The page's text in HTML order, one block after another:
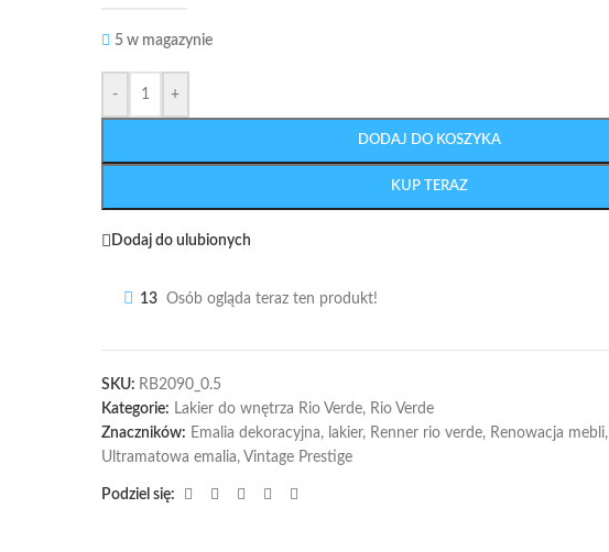
5 w magazynie
- +
DODAJ DO KOSZYKA
KUP TERAZ
Dodaj do ulubionych
13 Osób ogląda teraz ten produkt!
SKU: RB2090_0.5
Kategorie: Lakier do wnętrza Rio Verde, Rio Verde
Znaczników: Emalia dekoracyjna, lakier, Renner rio verde, Renowacja mebli,
Ultramatowa emalia, Vintage Prestige
Podziel się: